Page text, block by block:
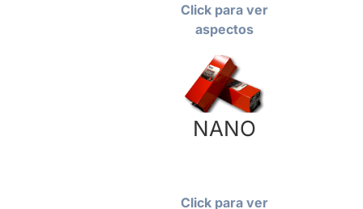
Click para ver
aspectos
NANO
Click para ver